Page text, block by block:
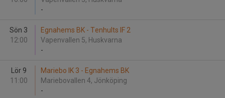
-
Sön 3
12:00
Egnahems BK - Tenhults IF 2
Vapenvallen 5, Huskvarna
-
Lör 9
11:00
Mariebo IK 3 - Egnahems BK
Mariebovallen 4, Jönköping
-